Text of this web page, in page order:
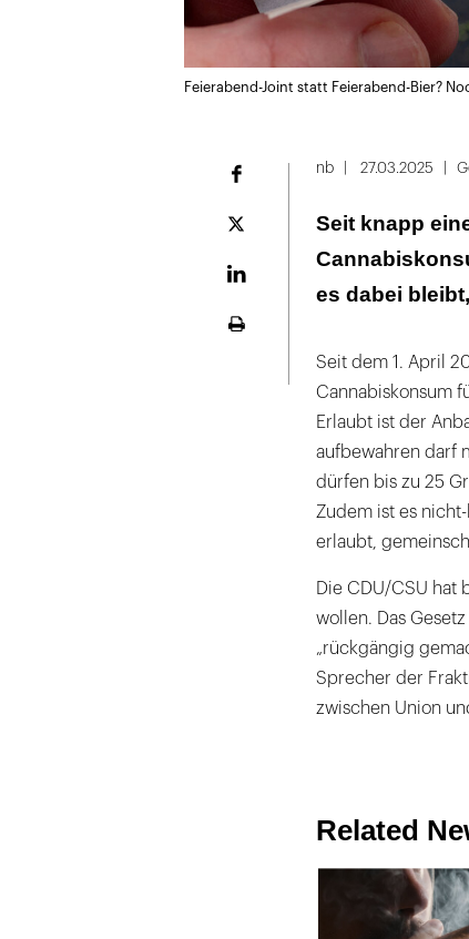
Feierabend-Joint statt Feierabend-Bier?
Plattform
nb 27.03.2025
Seit knapp
es dabei
Seit dem 1. April
Cannabiskonsum
Erlaubt ist der
aufbewahren darf
dürfen bis zu 25
Zudem ist es
erlaubt,
Die CDU/CSU hat
wollen. Das
„rückgängig
Sprecher der
zwischen Union
Related